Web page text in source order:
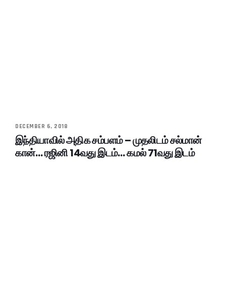
DECEMBER 6, 2018
இந்தியாவில் அதிக சம்பளம் – முதலிடம் சல்மான்
கான்… ரஜினி 14வது இடம்… கமல் 71வது இடம்